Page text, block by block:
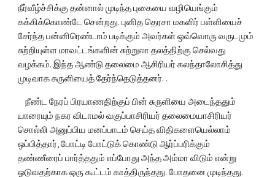
நீர்வீழ்ச்சிக்கு தன்னால் முடிந்த புகையை வழியெங்கும்
கக்கிக்கொண்டே சென்றது. புனித தெரசா மகளிர் பள்ளியைச்
சேர்ந்த பன்னிரெண்டாம் படிக்கும் அவர்கள் ஒவ்வொரு வருடமும்
சுற்றியுள்ள மாவட்டங்களின் சுற்றுலா தலத்திற்கு செல்வது
வழக்கம். இந்த ஆண்டு தலைமை ஆசிரியர் கலந்தாலோசித்து
முடிவாக சுருளியைத் தேர்ந்தெடுத்தனர். .
    நீண்ட நேரப் பிரயாணதிற்குப் பின் சுருளியை அடைந்ததும்
யாரையும் நகர விடாமல் வகுப்பாசிரியர் தலைமையாசிரியர்
சொல்லி அனுப்பிய மனப்பாடம் செய்த விதிகளையெல்லாம்
ஒப்பித்தார், போட்டி போட்டுக் கொண்டு ஆர்ப்பரிக்கும்
தண்ணீரைப் பார்த்ததும் எப்போது அந்த அம்மா விடும் என்று
ஓடுவதற்காக ஒரு கூட்டம் காத்திருந்தது. போதனை முடிந்தது.